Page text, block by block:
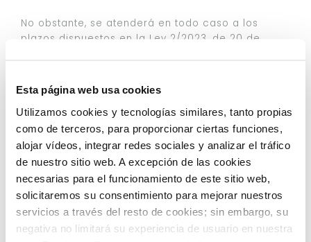
Esta página web usa cookies
Utilizamos cookies y tecnologías similares, tanto propias
como de terceros, para proporcionar ciertas funciones,
alojar vídeos, integrar redes sociales y analizar el tráfico
de nuestro sitio web. A excepción de las cookies
necesarias para el funcionamiento de este sitio web,
solicitaremos su consentimiento para mejorar nuestros
servicios a través del resto de cookies; sin embargo, su
negativa no limitará su experiencia de usuario en nuestra
No obstante, se atenderá en todo caso a los
plazos dispuestos en la Ley 2/2023, de 20 de
normativas y de lucha contra la corrupción.
¿A QUÉ DESTINATARIOS SE COMUNICARÁN SUS
DATOS?
Sus datos serán tratados por nuestro proveedor,
Navex Global, como gestores del Canal. Tenga en
cuenta que Navex Global puede llevar a cabo
otros tratamientos respecto de sus datos
personales en calidad de Responsable de
tratamiento y conforme su propia política de